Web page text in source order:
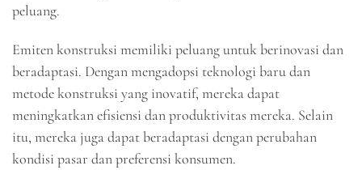
peluang.
Emiten konstruksi memiliki peluang untuk berinovasi dan
beradaptasi. Dengan mengadopsi teknologi baru dan
metode konstruksi yang inovatif, mereka dapat
meningkatkan efisiensi dan produktivitas mereka. Selain
itu, mereka juga dapat beradaptasi dengan perubahan
kondisi pasar dan preferensi konsumen.